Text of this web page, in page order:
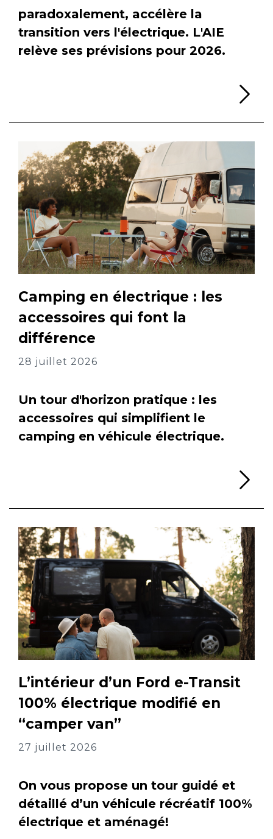
paradoxalement, accélère la
transition vers l'électrique. L'AIE
relève ses prévisions pour 2026.
Camping en électrique : les
accessoires qui font la
différence
28 juillet 2026
Un tour d'horizon pratique : les
accessoires qui simplifient le
camping en véhicule électrique.
L’intérieur d’un Ford e-Transit
100% électrique modifié en
“camper van”
27 juillet 2026
On vous propose un tour guidé et
détaillé d’un véhicule récréatif 100%
électrique et aménagé!